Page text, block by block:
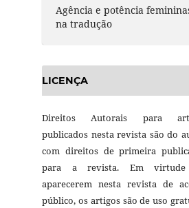
Agência e potência
na tradução
LICENÇA
Direitos Autorais para
publicados nesta revista são do
com direitos de primeira
para a revista. Em
aparecerem nesta revista de
público, os artigos são de uso